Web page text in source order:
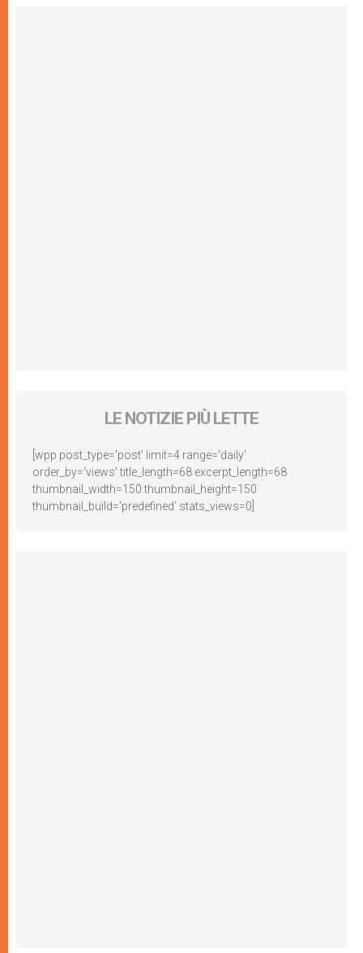
LE NOTIZIE PIÙ LETTE
[wpp post_type='post' limit=4 range='daily'
order_by='views' title_length=68 excerpt_length=68
thumbnail_width=150 thumbnail_height=150
thumbnail_build='predefined' stats_views=0]